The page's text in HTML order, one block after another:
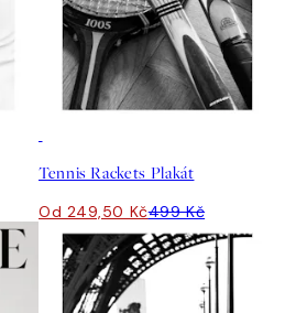
Tennis Rackets Plakát
Od 249,50 Kč499 Kč